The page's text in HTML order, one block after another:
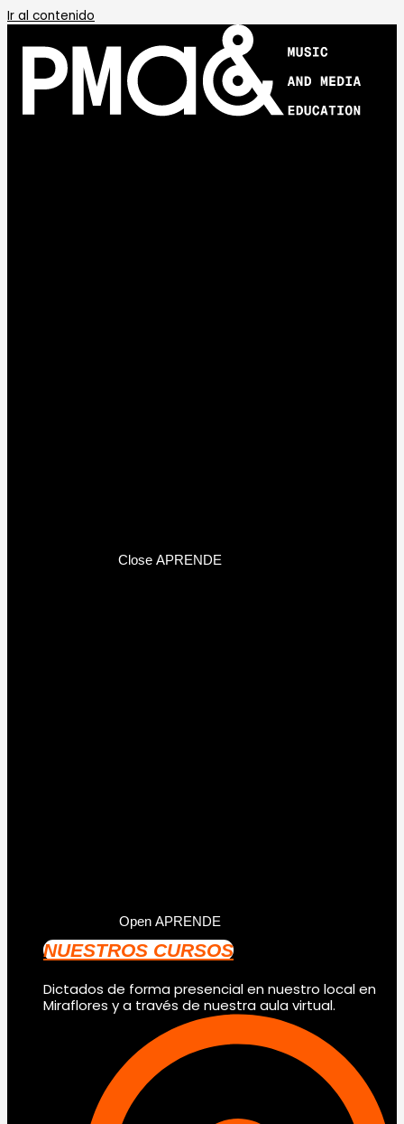
Ir al contenido
Close APRENDE
Open APRENDE
NUESTROS CURSOS
Dictados de forma presencial en nuestro local en
Miraflores y a través de nuestra aula virtual.